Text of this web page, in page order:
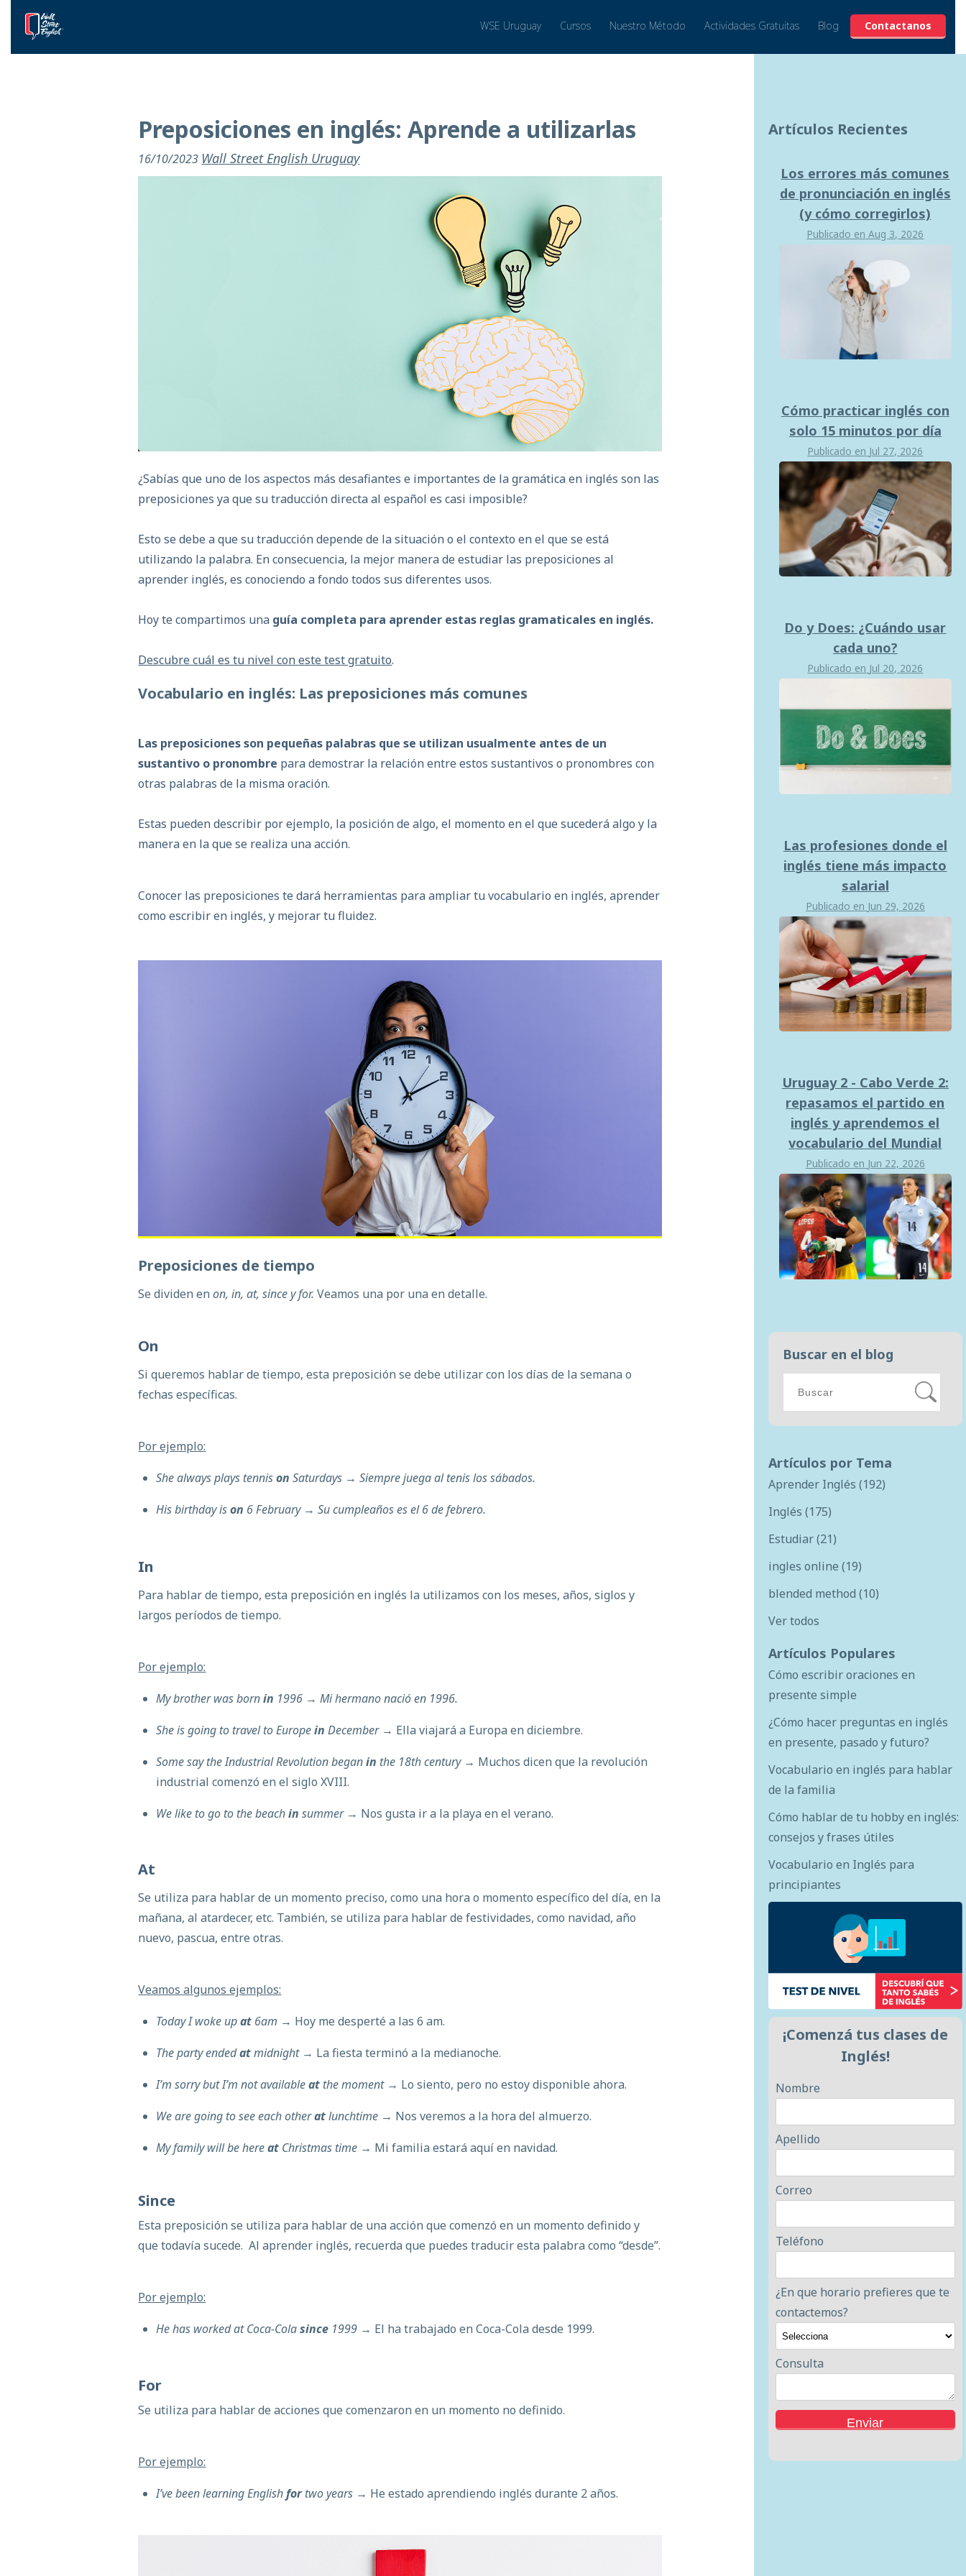
WSE Uruguay Cursos Nuestro Método Actividades Gratuitas Blog Contactanos
Preposiciones en inglés: Aprende a utilizarlas
16/10/2023 Wall Street English Uruguay
¿Sabías que uno de los aspectos más desafiantes e importantes de la gramática en inglés son las
preposiciones ya que su traducción directa al español es casi imposible?
Esto se debe a que su traducción depende de la situación o el contexto en el que se está
utilizando la palabra. En consecuencia, la mejor manera de estudiar las preposiciones al
aprender inglés, es conociendo a fondo todos sus diferentes usos.
Hoy te compartimos una guía completa para aprender estas reglas gramaticales en inglés.
Descubre cuál es tu nivel con este test gratuito.
Vocabulario en inglés: Las preposiciones más comunes
Las preposiciones son pequeñas palabras que se utilizan usualmente antes de un
sustantivo o pronombre para demostrar la relación entre estos sustantivos o pronombres con
otras palabras de la misma oración.
Estas pueden describir por ejemplo, la posición de algo, el momento en el que sucederá algo y la
manera en la que se realiza una acción.
Conocer las preposiciones te dará herramientas para ampliar tu vocabulario en inglés, aprender
como escribir en inglés, y mejorar tu fluidez.
Preposiciones de tiempo
Se dividen en on, in, at, since y for.Veamos una por una en detalle.
On
Si queremos hablar de tiempo, esta preposición se debe utilizar con los días de la semana o
fechas específicas.
Por ejemplo:
She always plays tennisonSaturdays → Siempre juega al tenis los sábados.
His birthday ison 6 February → Su cumpleaños es el 6 de febrero.
In
Para hablar de tiempo, esta preposición en inglés la utilizamos con los meses, años, siglos y
largos períodos de tiempo.
Por ejemplo:
My brother was bornin 1996 → Mi hermano nació en 1996.
She is going to travel to EuropeinDecember → Ella viajará a Europa en diciembre.
Some say the Industrial Revolution beganin the 18th century → Muchos dicen que la revolución
industrial comenzó en el siglo XVIII.
We like to go to the beachin summer → Nos gusta ir a la playa en el verano.
At
Se utiliza para hablar de un momento preciso, como una hora o momento específico del día, en la
mañana, al atardecer, etc. También, se utiliza para hablar de festividades, como navidad, año
nuevo, pascua, entre otras.
Veamos algunos ejemplos:
Today I woke upat 6am → Hoy me desperté a las 6 am.
The party endedatmidnight → La fiesta terminó a la medianoche.
I’m sorry but I’m not availableat the moment → Lo siento, pero no estoy disponible ahora.
We are going to see each otheratlunchtime → Nos veremos a la hora del almuerzo.
My family will be hereat Christmas time → Mi familia estará aquí en navidad.
Since
Esta preposición se utiliza para hablar de una acción que comenzó en un momento definido y
que todavía sucede. Al aprender inglés, recuerda que puedes traducir esta palabra como “desde”.
Por ejemplo:
He has worked at Coca-Colasince 1999 → El ha trabajado en Coca-Cola desde 1999.
For
Se utiliza para hablar de acciones que comenzaron en un momento no definido.
Por ejemplo:
I’ve been learning Englishfortwo years → He estado aprendiendo inglés durante 2 años.
Artículos Recientes
Los errores más comunes
de pronunciación en inglés
(y cómo corregirlos)
Publicado en Aug 3, 2026
Cómo practicar inglés con
solo 15 minutos por día
Publicado en Jul 27, 2026
Do y Does: ¿Cuándo usar
cada uno?
Publicado en Jul 20, 2026
Las profesiones donde el
inglés tiene más impacto
salarial
Publicado en Jun 29, 2026
Uruguay 2 - Cabo Verde 2:
repasamos el partido en
inglés y aprendemos el
vocabulario del Mundial
Publicado en Jun 22, 2026
Buscar en el blog
Artículos por Tema
Aprender Inglés (192)
Inglés (175)
Estudiar(21)
ingles online (19)
blended method (10)
Ver todos
Artículos Populares
Cómo escribir oraciones en
presente simple
¿Cómo hacer preguntas en inglés
en presente, pasado y futuro?
Vocabulario en inglés para hablar
de la familia
Cómo hablar de tu hobby en inglés:
consejos y frases útiles
Vocabulario en Inglés para
principiantes
¡Comenzá tus clases de
Inglés!
Nombre
Apellido
Correo
Teléfono
¿En que horario prefieres que te
contactemos?
Consulta